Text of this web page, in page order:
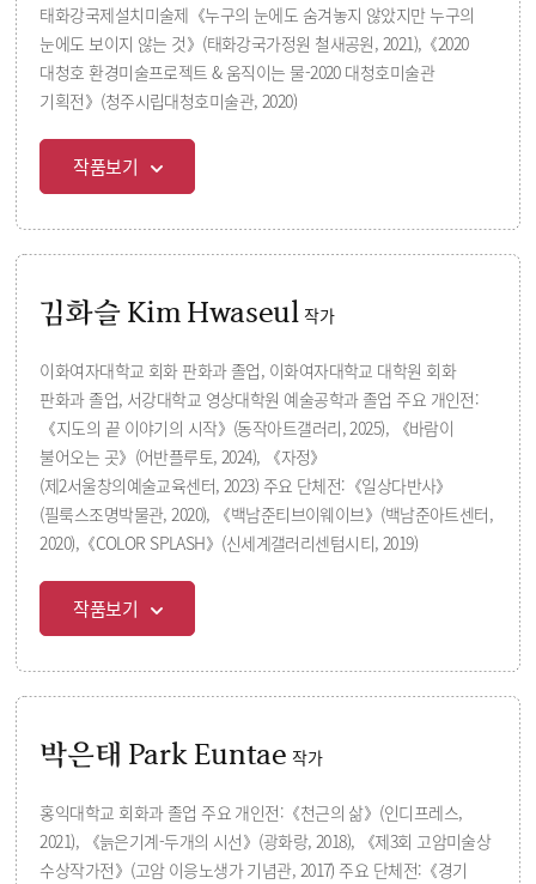
태화강국제설치미술제《누구의 눈에도 숨겨놓지 않았지만 누구의
눈에도 보이지 않는 것》(태화강국가정원 철새공원, 2021),《2020
대청호 환경미술프로젝트 & 움직이는 물-2020 대청호미술관
기획전》(청주시립대청호미술관, 2020)
작품보기
김화슬 Kim Hwaseul 작가
이화여자대학교 회화 판화과 졸업, 이화여자대학교 대학원 회화
판화과 졸업, 서강대학교 영상대학원 예술공학과 졸업 주요 개인전:
《지도의 끝 이야기의 시작》(동작아트갤러리, 2025), 《바람이
불어오는 곳》(어반플루토, 2024), 《자정》
(제2서울창의예술교육센터, 2023) 주요 단체전:《일상다반사》
(필룩스조명박물관, 2020), 《백남준티브이웨이브》(백남준아트센터,
2020),《COLOR SPLASH》(신세계갤러리센텀시티, 2019)
작품보기
박은태 Park Euntae 작가
홍익대학교 회화과 졸업 주요 개인전:《천근의 삶》(인디프레스,
2021), 《늙은기계-두개의 시선》(광화랑, 2018), 《제3회 고암미술상
수상작가전》(고암 이응노생가 기념관, 2017) 주요 단체전:《경기